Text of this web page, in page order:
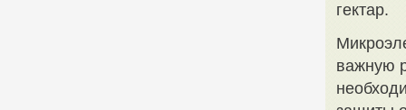
гектар.
важную